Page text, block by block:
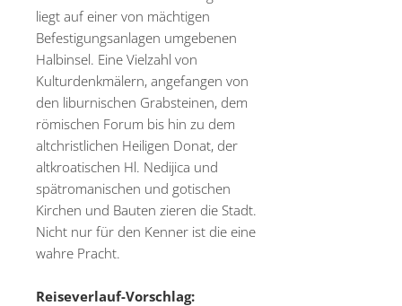
liegt auf einer von mächtigen
Befestigungsanlagen umgebenen
Halbinsel. Eine Vielzahl von
Kulturdenkmälern, angefangen von
den liburnischen Grabsteinen, dem
römischen Forum bis hin zu dem
altchristlichen Heiligen Donat, der
altkroatischen Hl. Nedijica und
spätromanischen und gotischen
Kirchen und Bauten zieren die Stadt.
Nicht nur für den Kenner ist die eine
wahre Pracht.
Reiseverlauf-Vorschlag: